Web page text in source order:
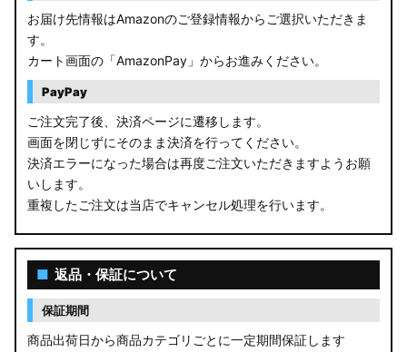
お届け先情報はAmazonのご登録情報からご選択いただきま
す。
カート画面の「AmazonPay」からお進みください。
PayPay
ご注文完了後、決済ページに遷移します。
画面を閉じずにそのまま決済を行ってください。
決済エラーになった場合は再度ご注文いただきますようお願
いします。
重複したご注文は当店でキャンセル処理を行います。
■ 返品・保証について
保証期間
商品出荷日から商品カテゴリごとに一定期間保証します